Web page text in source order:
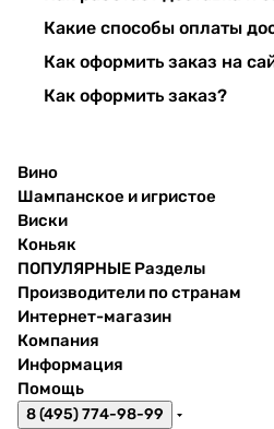
Какие способы оплаты
Как оформить заказ на
Как оформить заказ?
Вино
Шампанское и игристое
Виски
Коньяк
ПОПУЛЯРНЫЕ Разделы
Производители по странам
Интернет-магазин
Компания
Информация
Помощь
8 (495) 774-98-99